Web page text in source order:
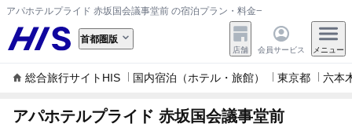
アパホテルプライド 赤坂国会議事堂前 の宿泊プラン・料金一覧
首都圏版
店舗 会員サービス メニュー
総合旅行サイトHIS 国内宿泊（ホテル・旅館） 東京都 六本
アパホテルプライド 赤坂国会議事堂前